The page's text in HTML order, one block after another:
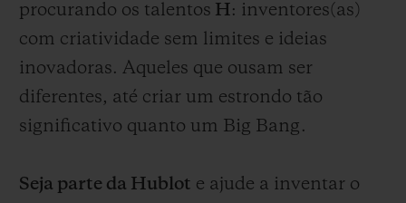
procurando os talentos H: inventores(as)
com criatividade sem limites e ideias
inovadoras. Aqueles que ousam ser
diferentes, até criar um estrondo tão
significativo quanto um Big Bang.
Seja parte da Hublot e ajude a inventar o